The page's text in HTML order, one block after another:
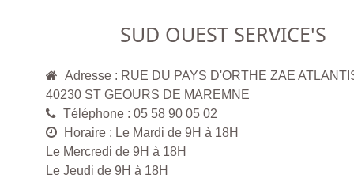
SUD OUEST SERVICE'S
Adresse : RUE DU PAYS D'ORTHE ZAE
40230 ST GEOURS DE MAREMNE
Téléphone : 05 58 90 05 02
Horaire : Le Mardi de 9H à 18H
Le Mercredi de 9H à 18H
Le Jeudi de 9H à 18H